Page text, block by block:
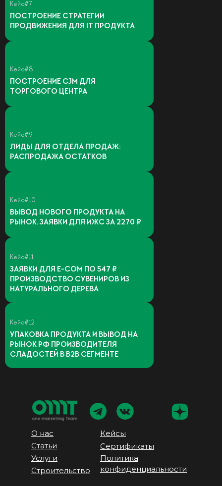
Кейс#7
ПОСТРОЕНИЕ СТРАТЕГИИ
ПРОДВИЖЕНИЯ ДЛЯ IT ПРОДУКТА
Кейс#8
ПОСТРОЕНИЕ CJM ДЛЯ
ТОРГОВОГО ЦЕНТРА
Кейс#9
ЛИДЫ ДЛЯ ОТДЕЛА ПРОДАЖ:
РАСПРОДАЖА ОСТАТКОВ
Кейс#10
ВЫВОД НОВОГО ПРОДУКТА НА
РЫНОК. ЗАЯВКИ ДЛЯ ИЖС ЗА 2270 ₽
Кейс#11
ЗАЯВКИ ДЛЯ Е-COM ПО 547 ₽
ПРОИЗВОДСТВО СУВЕНИРОВ ИЗ
НАТУРАЛЬНОГО ДЕРЕВА
Кейс#12
УПАКОВКА ПРОДУКТА И ВЫВОД НА
РЫНОК РФ ПРОИЗВОДИТЕЛЯ
СЛАДОСТЕЙ В В2В СЕГМЕНТЕ
О нас
Услуги
Сертификаты
Кейсы
Статьи
Политика
конфиденциальности
Строительство